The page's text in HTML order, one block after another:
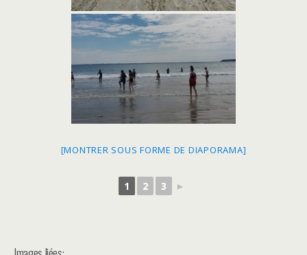
[MONTRER SOUS FORME DE DIAPORAMA]
1 2 3 ►